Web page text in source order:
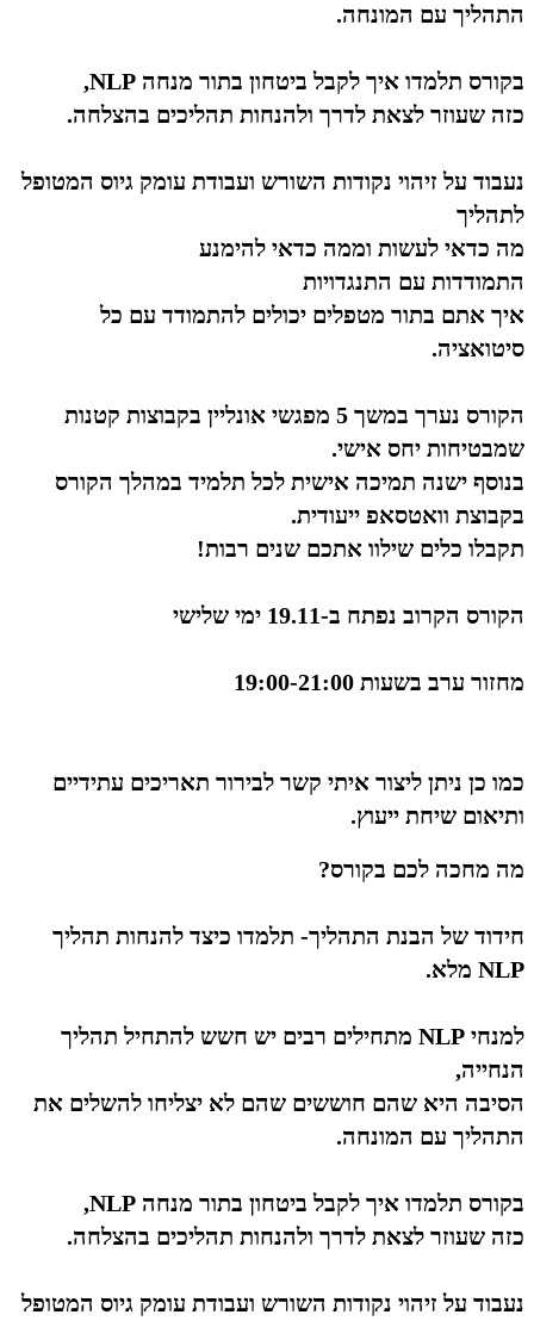
התהליך עם המונחה.
בקורס תלמדו איך לקבל ביטחון בתור מנחה NLP,
כזה שעוזר לצאת לדרך ולהנחות תהליכים בהצלחה.
נעבוד על זיהוי נקודות השורש ועבודת עומק גיוס המטופל
לתהליך
מה כדאי לעשות וממה כדאי להימנע
התמודדות עם התנגדויות
איך אתם בתור מטפלים יכולים להתמודד עם כל
סיטואציה.
הקורס נערך במשך 5 מפגשי אונליין בקבוצות קטנות
שמבטיחות יחס אישי.
בנוסף ישנה תמיכה אישית לכל תלמיד במהלך הקורס
בקבוצת וואטסאפ ייעודית.
תקבלו כלים שילוו אתכם שנים רבות!
הקורס הקרוב נפתח ב-19.11 ימי שלישי
מחזור ערב בשעות 19:00-21:00
כמו כן ניתן ליצור איתי קשר לבירור תאריכים עתידיים
ותיאום שיחת ייעוץ.
מה מחכה לכם בקורס?
חידוד של הבנת התהליך- תלמדו כיצד להנחות תהליך
NLP מלא.
למנחי NLP מתחילים רבים יש חשש להתחיל תהליך
הנחייה,
הסיבה היא שהם חוששים שהם לא יצליחו להשלים את
התהליך עם המונחה.
בקורס תלמדו איך לקבל ביטחון בתור מנחה NLP,
כזה שעוזר לצאת לדרך ולהנחות תהליכים בהצלחה.
נעבוד על זיהוי נקודות השורש ועבודת עומק גיוס המטופל